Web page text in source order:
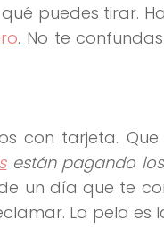
puedes tirar.
. No te
con tarjeta.
están pagando
un día que te
La pela es